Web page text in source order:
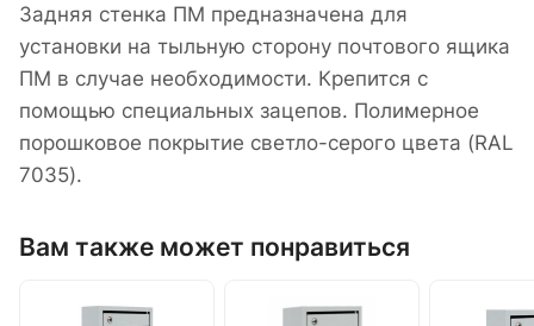
Задняя стенка ПМ предназначена для
установки на тыльную сторону почтового ящика
ПМ в случае необходимости. Крепится с
помощью специальных зацепов. Полимерное
порошковое покрытие светло-серого цвета (RAL
7035).
Вам также может понравиться